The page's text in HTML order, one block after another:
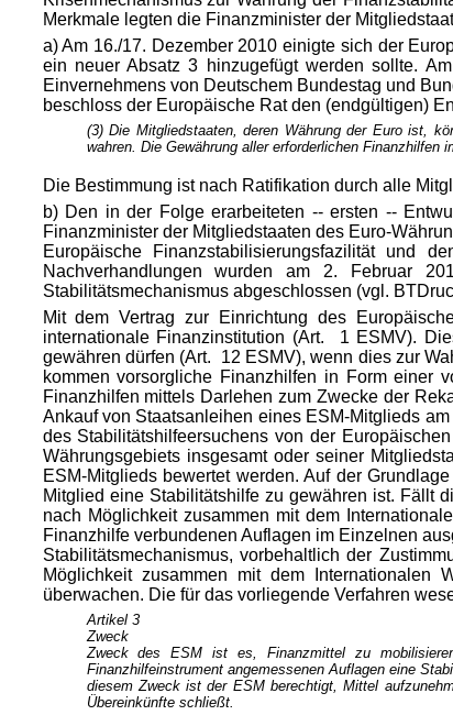
Merkmale legten die Finanzminister der
a) Am 16./17. Dezember 2010 einigte sich der
ein neuer Absatz 3 hinzugefügt werden sollte.
Einvernehmens von Deutschem Bundestag und
beschloss der Europäische Rat den (endgültigen)
(3) Die Mitgliedstaaten, deren Währung der Euro ist,
wahren. Die Gewährung aller erforderlichen Finanzhilfen
Die Bestimmung ist nach Ratifikation durch alle
b) Den in der Folge erarbeiteten -- ersten --
Finanzminister der Mitgliedstaaten des Euro-
Europäische Finanzstabilisierungsfazilität und
Nachverhandlungen wurden am 2. Februar
Stabilitätsmechanismus abgeschlossen (vgl.
Mit dem Vertrag zur Einrichtung des
internationale Finanzinstitution (Art. 1 ESMV).
gewähren dürfen (Art. 12 ESMV), wenn dies zur
kommen vorsorgliche Finanzhilfen in Form einer
Finanzhilfen mittels Darlehen zum Zwecke der
Ankauf von Staatsanleihen eines ESM-Mitglieds
des Stabilitätshilfeersuchens von der
Währungsgebiets insgesamt oder seiner
ESM-Mitglieds bewertet werden. Auf der
Mitglied eine Stabilitätshilfe zu gewähren ist. Fällt
nach Möglichkeit zusammen mit dem
Finanzhilfe verbundenen Auflagen im Einzelnen
Stabilitätsmechanismus, vorbehaltlich der
Möglichkeit zusammen mit dem Internationalen
überwachen. Die für das vorliegende Verfahren
Artikel 3
Zweck
Zweck des ESM ist es, Finanzmittel zu
Finanzhilfeinstrument angemessenen Auflagen eine
diesem Zweck ist der ESM berechtigt, Mittel
Übereinkünfte schließt.